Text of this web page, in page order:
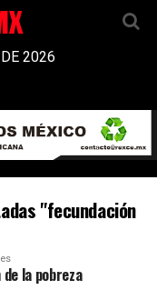
2026
"fecundación
la pobreza